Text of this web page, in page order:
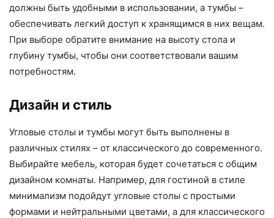
должны быть удобными в использовании, а тумбы –
обеспечивать легкий доступ к хранящимся в них вещам.
При выборе обратите внимание на высоту стола и
глубину тумбы, чтобы они соответствовали вашим
потребностям.
Дизайн и стиль
Угловые столы и тумбы могут быть выполнены в
различных стилях – от классического до современного.
Выбирайте мебель, которая будет сочетаться с общим
дизайном комнаты. Например, для гостиной в стиле
минимализм подойдут угловые столы с простыми
формами и нейтральными цветами, а для классического